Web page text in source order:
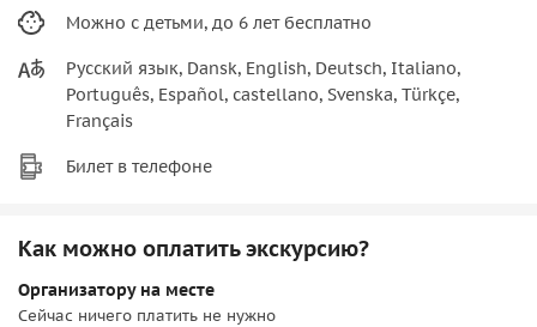
Можно с детьми, до 6 лет бесплатно
Русский язык, Dansk, English, Deutsch, Italiano,
Português, Español, castellano, Svenska, Türkçe,
Français
Билет в телефоне
Как можно оплатить экскурсию?
Организатору на месте
Сейчас ничего платить не нужно